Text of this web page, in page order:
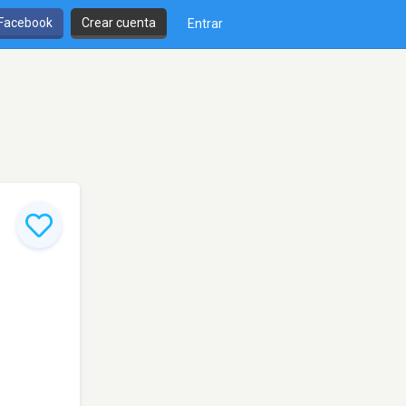
Crear cuenta Entrar